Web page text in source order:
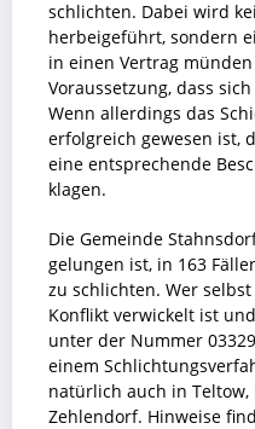
schlichten. Dabei wird
herbeigeführt, sondern
in einen Vertrag
Voraussetzung, dass
Wenn allerdings das
erfolgreich gewesen ist,
eine entsprechende
klagen.
Die Gemeinde
gelungen ist, in 163
zu schlichten. Wer
Konflikt verwickelt ist
unter der Nummer
einem
natürlich auch in
Zehlendorf. Hinweise